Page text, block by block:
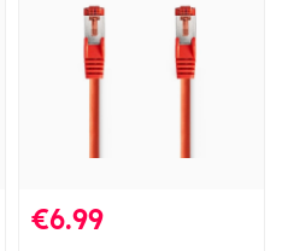
€6.99